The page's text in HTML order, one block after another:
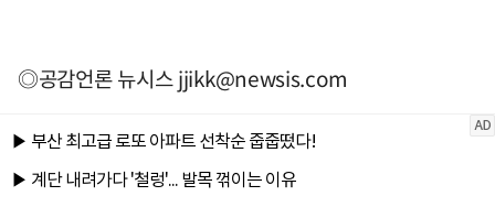
◎공감언론 뉴시스jjikk@newsis.com